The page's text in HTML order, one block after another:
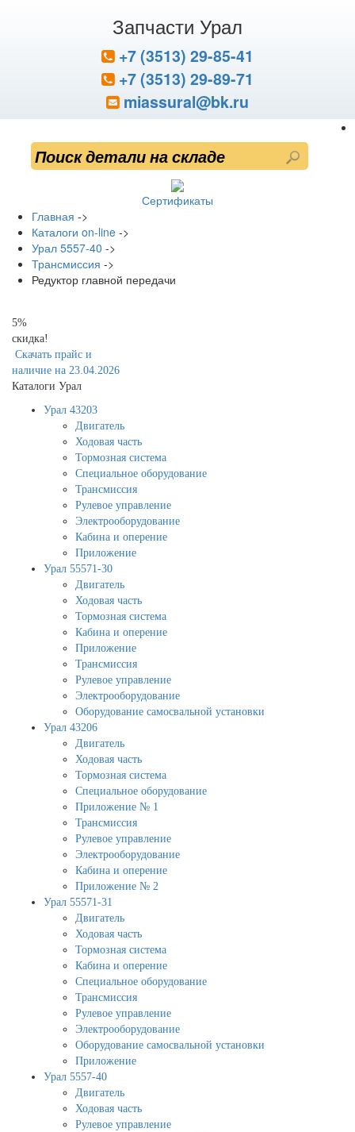
Запчасти Урал
+7 (3513) 29-85-41
+7 (3513) 29-89-71
miassural@bk.ru
Сертификаты
Главная ->
Каталоги on-line ->
Урал 5557-40 ->
Трансмиссия ->
Редуктор главной передачи
5%
скидка!
Скачать прайс и
наличие на 23.04.2026
Каталоги Урал
Урал 43203
Двигатель
Ходовая часть
Тормозная система
Специальное оборудование
Трансмиссия
Рулевое управление
Электрооборудование
Кабина и оперение
Приложение
Урал 55571-30
Двигатель
Ходовая часть
Тормозная система
Кабина и оперение
Приложение
Трансмиссия
Рулевое управление
Электрооборудование
Оборудование самосвальной установки
Урал 43206
Двигатель
Ходовая часть
Тормозная система
Специальное оборудование
Приложение № 1
Трансмиссия
Рулевое управление
Электрооборудование
Кабина и оперение
Приложение № 2
Урал 55571-31
Двигатель
Ходовая часть
Тормозная система
Кабина и оперение
Специальное оборудование
Трансмиссия
Рулевое управление
Электрооборудование
Оборудование самосвальной установки
Приложение
Урал 5557-40
Двигатель
Ходовая часть
Рулевое управление